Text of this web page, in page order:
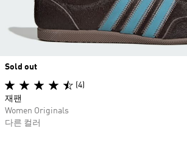
Sold out
(4)
재팬
Women Originals
다른 컬러